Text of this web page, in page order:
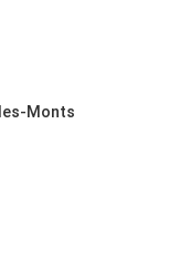
Monts